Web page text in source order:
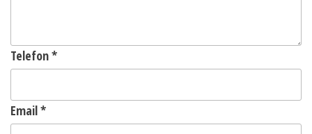
Telefon*
Email*